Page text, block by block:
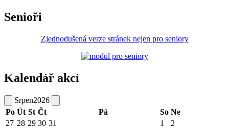
Senioři
Zjednodušená verze stránek nejen pro seniory
Kalendář akcí
Srpen2026
Po Út St Čt Pá So Ne
27 28 29 30 31 1 2